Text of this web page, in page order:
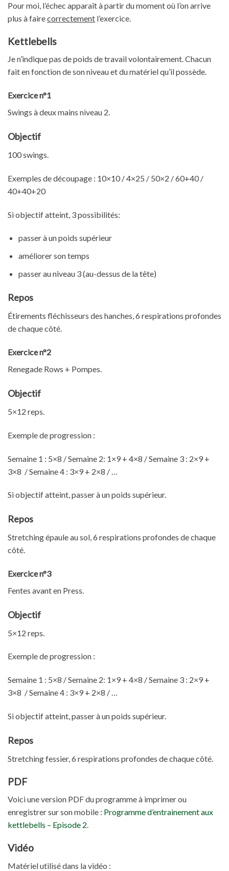
Pour moi, l’échec apparaît à partir du moment où l’on arrive
plus à fairecorrectement l’exercice.
Kettlebells
Je n’indique pas de poids de travail volontairement. Chacun
fait en fonction de son niveau et du matériel qu’il possède.
Exercice n°1
Swings à deux mains niveau 2.
Objectif
100 swings.
Exemples de découpage : 10×10 / 4×25 / 50×2 / 60+40 /
40+40+20
Si objectif atteint, 3 possibilités:
passer à un poids supérieur
améliorer son temps
passer au niveau 3 (au-dessus de la tête)
Repos
Étirements fléchisseurs des hanches, 6 respirations profondes
de chaque côté.
Exercice n°2
Renegade Rows + Pompes.
Objectif
5×12 reps.
Exemple de progression :
Semaine 1 : 5×8 / Semaine 2: 1×9 + 4×8 / Semaine 3 : 2×9 +
3×8 / Semaine 4 : 3×9 + 2×8 / …
Si objectif atteint, passer à un poids supérieur.
Repos
Stretching épaule au sol, 6 respirations profondes de chaque
côté.
Exercice n°3
Fentes avant en Press.
Objectif
5×12 reps.
Exemple de progression :
Semaine 1 : 5×8 / Semaine 2: 1×9 + 4×8 / Semaine 3 : 2×9 +
3×8 / Semaine 4 : 3×9 + 2×8 / …
Si objectif atteint, passer à un poids supérieur.
Repos
Stretching fessier, 6 respirations profondes de chaque côté.
PDF
Voici une version PDF du programme à imprimer ou
enregistrer sur son mobile : Programme d’entrainement aux
kettlebells – Episode 2.
Vidéo
Matériel utilisé dans la vidéo :